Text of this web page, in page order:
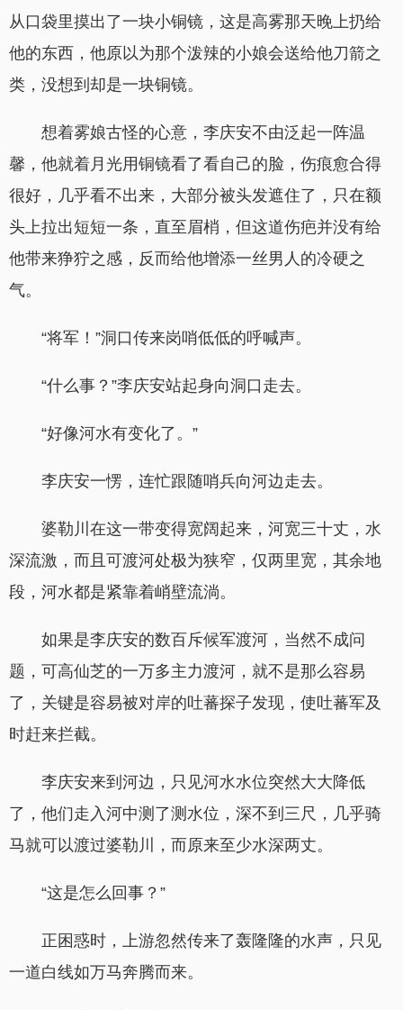
从口袋里摸出了一块小铜镜，这是高雾那天晚上扔给
他的东西，他原以为那个泼辣的小娘会送给他刀箭之
类，没想到却是一块铜镜。
想着雾娘古怪的心意，李庆安不由泛起一阵温
馨，他就着月光用铜镜看了看自己的脸，伤痕愈合得
很好，几乎看不出来，大部分被头发遮住了，只在额
头上拉出短短一条，直至眉梢，但这道伤疤并没有给
他带来狰狞之感，反而给他增添一丝男人的冷硬之
气。
“将军！”洞口传来岗哨低低的呼喊声。
“什么事？”李庆安站起身向洞口走去。
“好像河水有变化了。”
李庆安一愣，连忙跟随哨兵向河边走去。
婆勒川在这一带变得宽阔起来，河宽三十丈，水
深流激，而且可渡河处极为狭窄，仅两里宽，其余地
段，河水都是紧靠着峭壁流淌。
如果是李庆安的数百斥候军渡河，当然不成问
题，可高仙芝的一万多主力渡河，就不是那么容易
了，关键是容易被对岸的吐蕃探子发现，使吐蕃军及
时赶来拦截。
李庆安来到河边，只见河水水位突然大大降低
了，他们走入河中测了测水位，深不到三尺，几乎骑
马就可以渡过婆勒川，而原来至少水深两丈。
“这是怎么回事？”
正困惑时，上游忽然传来了轰隆隆的水声，只见
一道白线如万马奔腾而来。